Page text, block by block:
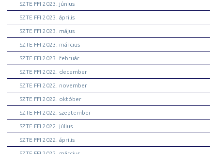
SZTE FFI 2023. június
SZTE FFI 2023. április
SZTE FFI 2023. május
SZTE FFI 2023. március
SZTE FFI 2023. február
SZTE FFI 2022. december
SZTE FFI 2022. november
SZTE FFI 2022. október
SZTE FFI 2022. szeptember
SZTE FFI 2022. július
SZTE FFI 2022. április